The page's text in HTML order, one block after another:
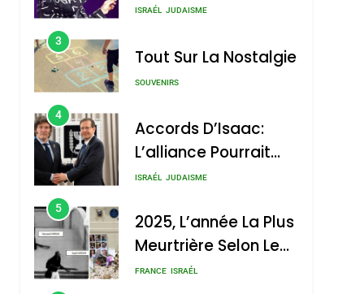
Nouvelle Chanson De
ISRAÉL JUDAISME
3
Tout Sur La Nostalgie
SOUVENIRS
4
Accords D’Isaac:
L’alliance Pourrait
S’étendre À 13 Pays
ISRAÉL JUDAISME
5
2025, L’année La Plus
Meurtrière Selon Le
Rapport D’ADL
FRANCE ISRAÉL